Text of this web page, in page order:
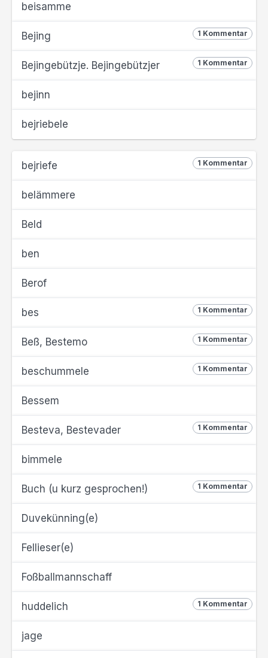
beisamme
1 Kommentar
Bejing
1 Kommentar
Bejingebützje. Bejingebützjer
bejinn
bejriebele
1 Kommentar
bejriefe
belämmere
Beld
ben
Berof
1 Kommentar
bes
1 Kommentar
Beß, Bestemo
1 Kommentar
beschummele
Bessem
1 Kommentar
Besteva, Bestevader
bimmele
1 Kommentar
Buch (u kurz gesprochen!)
Duvekünning(e)
Fellieser(e)
Foßballmannschaff
1 Kommentar
huddelich
jage